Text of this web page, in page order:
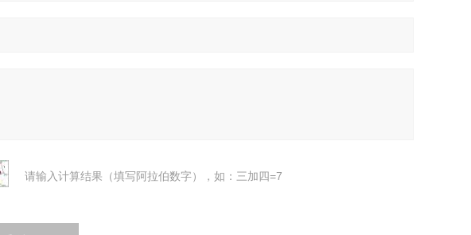
请输入计算结果（填写阿拉伯数字），如：三加四=7